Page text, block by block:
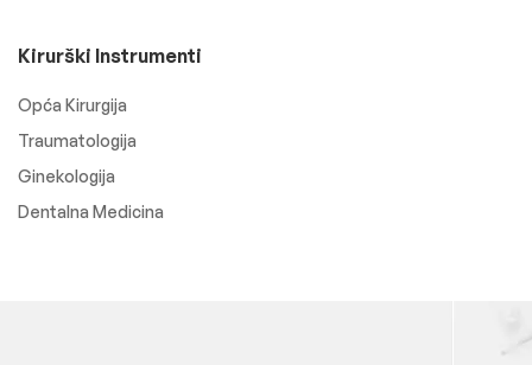
Kirurški Instrumenti
Opća Kirurgija
Traumatologija
Ginekologija
Dentalna Medicina